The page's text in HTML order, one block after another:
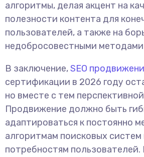
алгоритмы, делая акцент на
полезности контента для
пользователей, а также на
недобросовестными
В заключение,SEO
сертификации в 2026 году
но вместе с тем
Продвижение должно быть
адаптироваться к постоянно
алгоритмам поисковых
потребностям пользователей.